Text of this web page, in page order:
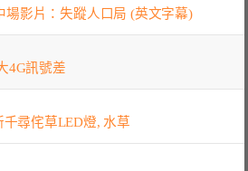
場影片：失蹤人口局 (英文字幕)
4G訊號差
尋侘草LED燈, 水草